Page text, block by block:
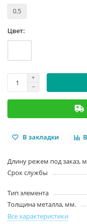
0.5
Цвет:
В закладки
Длину режем под заказ,
Срок службы
Тип элемента
Толщина металла, мм.
Все характеристики